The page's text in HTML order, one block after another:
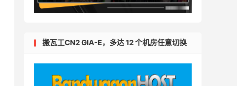
搬瓦工CN2 GIA-E，多达 12 个机房任意切换